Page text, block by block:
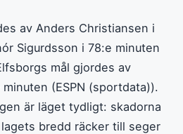
av Anders Christiansen i
Sigurdsson i 78:e minuten
mål gjordes av
(ESPN (sportdata)).
är läget tydligt: skadorna
bredd räcker till seger